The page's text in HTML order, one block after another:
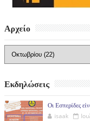
Αρχείο
Εκδηλώσεις
Οι Εσπερίδες
isaak